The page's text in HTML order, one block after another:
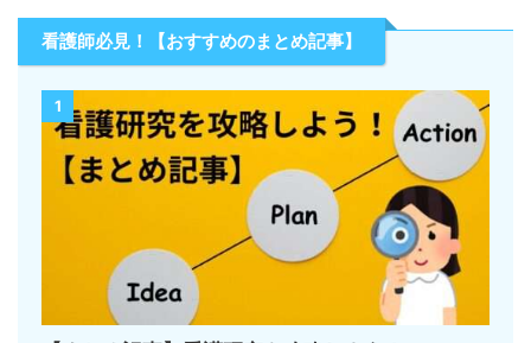
看護師必見！【おすすめのまとめ記事】
1